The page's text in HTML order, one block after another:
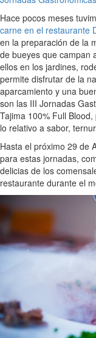
Hace pocos meses
carne en el restaurante
en la preparación de la
de bueyes que campan
ellos en los jardines,
permite disfrutar de la
aparcamiento y una
son las III Jornadas
Tajima 100% Full
lo relativo a sabor,
Hasta el próximo 29 de
para estas jornadas,
delicias de los
restaurante durante el